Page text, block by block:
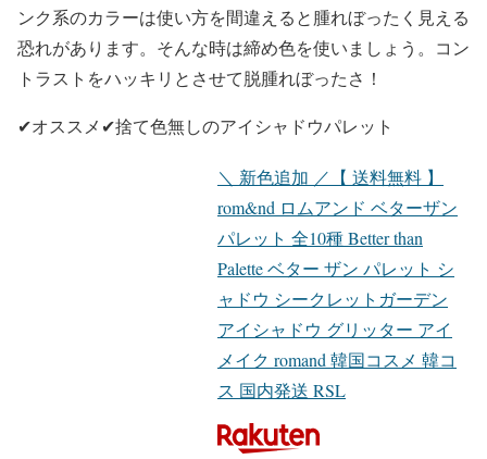
ンク系のカラーは使い方を間違えると腫れぼったく見える
恐れがあります。そんな時は締め色を使いましょう。 コン
トラストをハッキリ とさせて脱腫れぼったさ！
✔︎オススメ✔︎捨て色無しのアイシャドウパレット
＼ 新色追加 ／【 送料無料 】
rom&nd ロムアンド ベターザン
パレット 全10種 Better than
Palette ベター ザン パレット シ
ャドウ シークレットガーデン
アイシャドウ グリッター アイ
メイク romand 韓国コスメ 韓コ
ス 国内発送 RSL